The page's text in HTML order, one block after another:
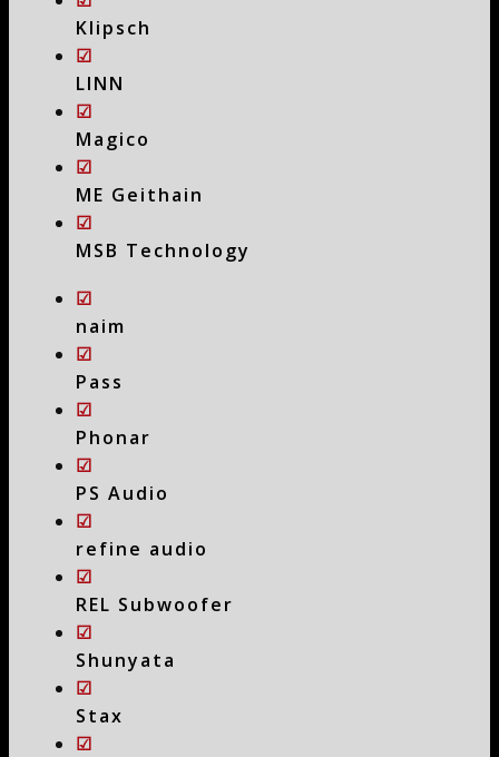
Klipsch
☑
LINN
☑
Magico
☑
ME Geithain
☑
MSB Technology
☑
naim
☑
Pass
☑
Phonar
☑
PS Audio
☑
refine audio
☑
REL Subwoofer
☑
Shunyata
☑
Stax
☑